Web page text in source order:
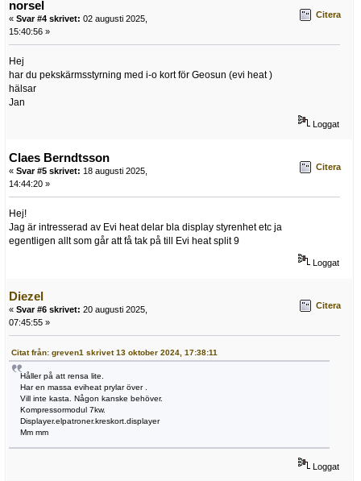
norsel
« Svar #4 skrivet: 02 augusti 2025,
15:40:56 »
Citera
Hej
har du pekskärmsstyrning med i-o kort för Geosun (evi heat )
hälsar
Jan
Loggat
Claes Berndtsson
« Svar #5 skrivet: 18 augusti 2025,
14:44:20 »
Citera
Hej!
Jag är intresserad av Evi heat delar bla display styrenhet etc ja
egentligen allt som går att få tak på till Evi heat split 9
Loggat
Diezel
« Svar #6 skrivet: 20 augusti 2025,
07:45:55 »
Citera
Citat från: greven1 skrivet 13 oktober 2024, 17:38:11
Håller på att rensa lite.
Har en massa eviheat prylar över .
Vill inte kasta. Någon kanske behöver.
Kompressormodul 7kw.
Displayer.elpatroner.kreskort.displayer
Mm mm
Loggat